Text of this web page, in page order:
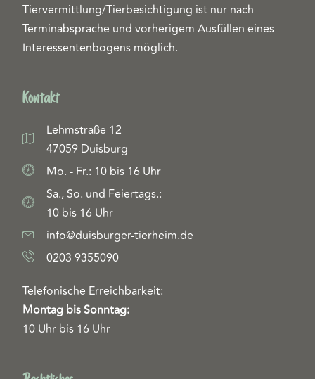
Tiervermittlung/Tierbesichtigung ist nur nach
Terminabsprache und vorherigem Ausfüllen eines
Interessentenbogens möglich.
Kontakt
Lehmstraße 12
47059 Duisburg
Mo. - Fr.: 10 bis 16 Uhr
Sa., So. und Feiertags.:
10 bis 16 Uhr
info@duisburger-tierheim.de
0203 9355090
Telefonische Erreichbarkeit:
Montag bis Sonntag:
10 Uhr bis 16 Uhr